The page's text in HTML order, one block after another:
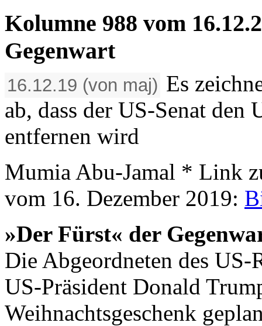
Kolumne 988 vom
Gegenwart
16.12.19 (von maj) Es
ab, dass der US-Senat den
entfernen wird
Mumia Abu-Jamal * Link
vom 16. Dezember 2019:
»Der Fürst« der
Die Abgeordneten des US-
US-Präsident Donald
Weihnachtsgeschenk